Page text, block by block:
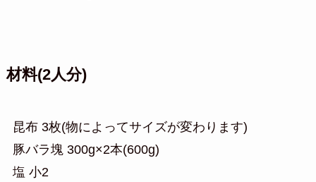
材料(2人分)
昆布 3枚(物によってサイズが変わります)
豚バラ塊 300g×2本(600g)
塩 小2